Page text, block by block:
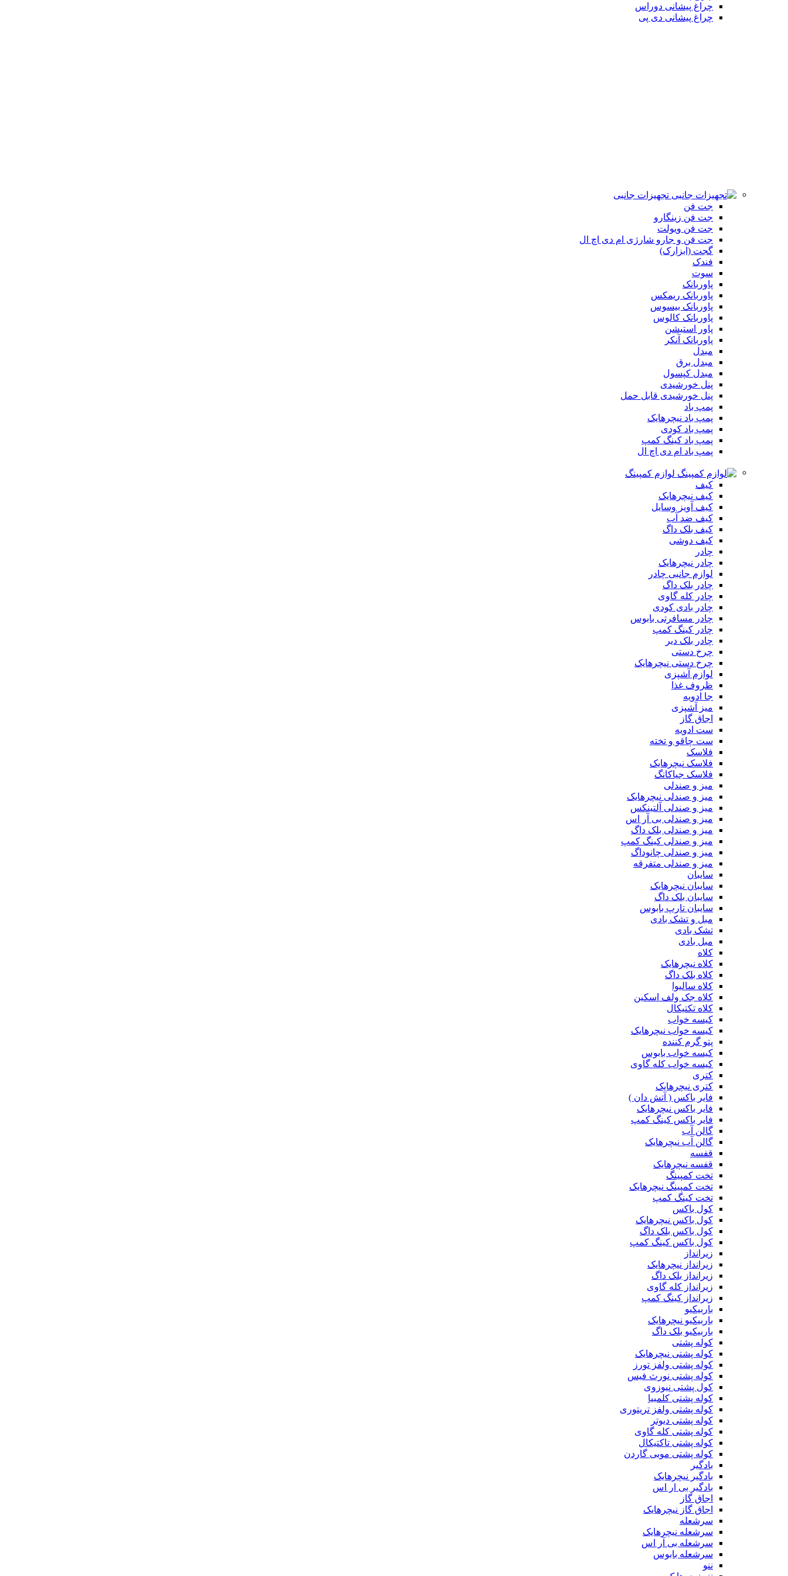
چراغ پیشانی دوراس
چراغ پیشانی دی پی
تجهیزات جانبی
جت فن
جت فن زینگارو
جت فن ویولت
جت فن و جارو شارژی ام دی اچ ال
گجت (ابزارک)
فندک
سوت
پاوربانک
پاوربانک ریمکس
پاوربانک بیسوس
پاوربانک کالوس
پاور استیشن
پاوربانک آنکر
مبدل
مبدل برق
مبدل کپسول
پنل خورشیدی
پنل خورشیدی قابل حمل
پمپ باد
پمپ باد نیچرهایک
پمپ باد کودی
پمپ باد کینگ کمپ
پمپ باد ام دی اچ ال
لوازم کمپینگ
کیف
کیف نیچرهایک
کیف آویز وسایل
کیف ضد آب
کیف بلک داگ
کیف دوشی
چادر
چادر نیچرهایک
لوازم جانبی چادر
چادر بلک داگ
چادر کله گاوی
چادر بادی کودی
چادر مسافرتی بابوس
چادر کینگ کمپ
چادر بلک دیر
چرخ دستی
چرخ دستی نیچرهایک
لوازم آشپزی
ظروف غذا
جا ادویه
میز آشپزی
اجاق گاز
ست ادویه
ست چاقو و تخته
فلاسک
فلاسک نیچرهایک
فلاسک جیاکانگ
میز و صندلی
میز و صندلی نیچرهایک
میز و صندلی آلتینکس
میز و صندلی بی آر اس
میز و صندلی بلک داگ
میز و صندلی کینگ کمپ
میز و صندلی چانوداگ
میز و صندلی متفرقه
سایبان
سایبان نیچرهایک
سایبان بلک داگ
سایبان تارپ بابوس
مبل و تشک بادی
تشک بادی
مبل بادی
کلاه
کلاه نیچرهایک
کلاه بلک داگ
کلاه سالیوا
کلاه جک‌ ولف‌ اسکین
کلاه تکتیکال
کیسه خواب
کیسه خواب نیچرهایک
پتو گرم کننده
کیسه خواب بابوس
کیسه خواب کله گاوی
کتری
کتری نیچرهایک
فایر باکس ( آتش دان )
فایر باکس نیچرهایک
فایر باکس کینگ کمپ
گالن آب
گالن آب نیچرهایک
قفسه
قفسه نیچرهایک
تخت کمپینگ
تخت کمپینگ نیچرهایک
تخت کینگ کمپ
کول باکس
کول باکس نیچرهایک
کول باکس بلک داگ
کول باکس کینگ کمپ
زیرانداز
زیرانداز نیچرهایک
زیرانداز بلک داگ
زیرانداز کله گاوی
زیرانداز کینگ کمپ
باربیکیو
باربیکیو نیچرهایک
باربیکیو بلک داگ
کوله پشتی
کوله پشتی نیچرهایک
کوله پشتی ولفز تورز
کوله پشتی نورث فیس
کول پشتی نیوزوی
کوله پشتی کلمبیا
کوله پشتی ولفز تریتوری
کوله پشتی دیوتر
کوله پشتی کله گاوی
کوله پشتی تاکتیکال
کوله پشتی موبی گاردن
بادگیر
بادگیر نیچرهایک
بادگیر بی ار اس
اجاق گاز
اجاق گاز نیچرهایک
سرشعله
سرشعله نیچرهایک
سرشعله بی آر اس
سرشعله بابوس
ننو